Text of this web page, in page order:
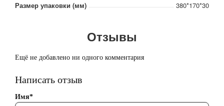
Размер упаковки (мм)
380*170*30
Отзывы
Ещё не добавлено ни одного комментария
Написать отзыв
Имя*